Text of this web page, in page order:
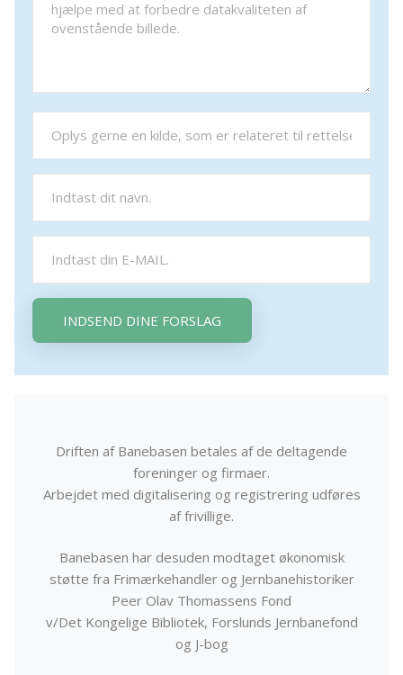
INDSEND DINE FORSLAG
Driften af Banebasen betales af de deltagende
foreninger og firmaer.
Arbejdet med digitalisering og registrering udføres
af frivillige.
Banebasen har desuden modtaget økonomisk
støtte fra Frimærkehandler og Jernbanehistoriker
Peer Olav Thomassens Fond
v/Det Kongelige Bibliotek, Forslunds Jernbanefond
og J-bog